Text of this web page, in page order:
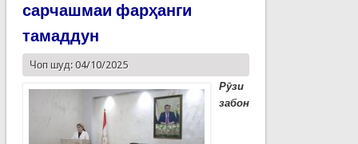
сарчашмаи фарҳанги
тамаддун
Чоп шуд: 04/10/2025
Рӯзи
забон